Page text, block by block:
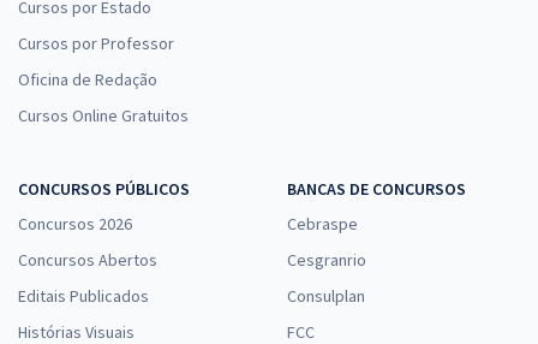
Cursos por Estado
Cursos por Professor
Oficina de Redação
Cursos Online Gratuitos
CONCURSOS PÚBLICOS
Concursos 2026
Concursos Abertos
Editais Publicados
Histórias Visuais
BANCAS DE CONCURSOS
Cebraspe
Cesgranrio
Consulplan
FCC